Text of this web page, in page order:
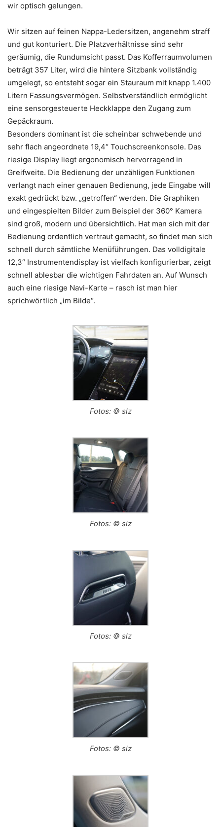
wir optisch gelungen.
Wir sitzen auf feinen Nappa-Ledersitzen, angenehm straff
und gut konturiert. Die Platzverhältnisse sind sehr
geräumig, die Rundumsicht passt. Das Kofferraumvolumen
beträgt 357 Liter, wird die hintere Sitzbank vollständig
umgelegt, so entsteht sogar ein Stauraum mit knapp 1.400
Litern Fassungsvermögen. Selbstverständlich ermöglicht
eine sensorgesteuerte Heckklappe den Zugang zum
Gepäckraum.
Besonders dominant ist die scheinbar schwebende und
sehr flach angeordnete 19,4“ Touchscreenkonsole. Das
riesige Display liegt ergonomisch hervorragend in
Greifweite. Die Bedienung der unzähligen Funktionen
verlangt nach einer genauen Bedienung, jede Eingabe will
exakt gedrückt bzw. „getroffen“ werden. Die Graphiken
und eingespielten Bilder zum Beispiel der 360° Kamera
sind groß, modern und übersichtlich. Hat man sich mit der
Bedienung ordentlich vertraut gemacht, so findet man sich
schnell durch sämtliche Menüführungen. Das volldigitale
12,3“ Instrumentendisplay ist vielfach konfigurierbar, zeigt
schnell ablesbar die wichtigen Fahrdaten an. Auf Wunsch
auch eine riesige Navi-Karte – rasch ist man hier
sprichwörtlich „im Bilde“.
Fotos: © slz
Fotos: © slz
Fotos: © slz
Fotos: © slz